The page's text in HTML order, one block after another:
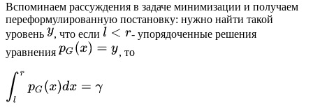
Вспоминаем рассуждения в задаче минимизации и получаем
переформулированную постановку: нужно найти такой
уровень
, что если
- упорядоченные решения
уравнения
, то